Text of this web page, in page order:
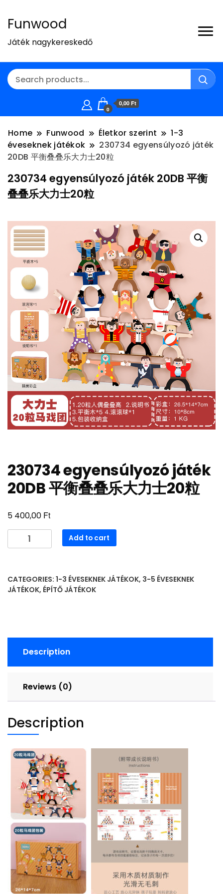
Funwood
Játék nagykereskedő
0
0,00 Ft
Home Funwood Életkor szerint
1-3
éveseknek játékok
230734 egyensúlyozó játék
20DB 平衡叠叠乐大力士20粒
230734 egyensúlyozó játék 20DB 平衡
叠叠乐大力士20粒
230734 egyensúlyozó játék
20DB 平衡叠叠乐大力士20粒
5 400,00 Ft
230734
egyensúlyozó
平
衡
士
quantity
Add to cart
CATEGORIES: 1-3 ÉVESEKNEK JÁTÉKOK, 3-5 ÉVESEKNEK
JÁTÉKOK, ÉPÍTŐ JÁTÉKOK
Description
Reviews (0)
Description